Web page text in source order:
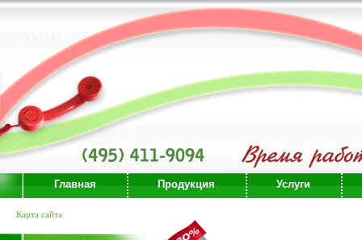
Главная Продукция Услуги
Карта сайта